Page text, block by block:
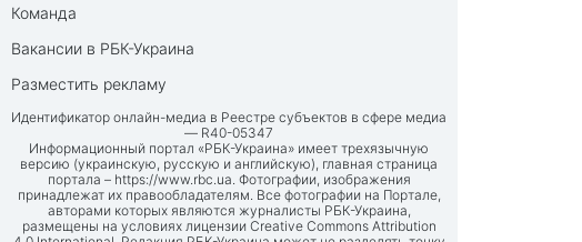
Команда
Вакансии в РБК-Украина
Разместить рекламу
Идентификатор онлайн-медиа в Реестре субъектов в сфере медиа
— R40-05347
Информационный портал «РБК-Украина» имеет трехязычную
версию (украинскую, русскую и английскую), главная страница
портала – https://www.rbc.ua. Фотографии, изображения
принадлежат их правообладателям. Все фотографии на Портале,
авторами которых являются журналисты РБК-Украина,
размещены на условиях лицензии Creative Commons Attribution